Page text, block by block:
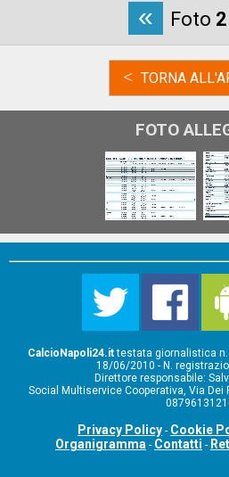
« Foto 2
< TORNA
FOTO
CalcioNapoli24.ittestata giornalistica
18/06/2010 - N.
Direttore responsabile:
Social Multiservice Cooperativa, Via Dei
Privacy Policy - Cookie
Organigramma - Contatti -